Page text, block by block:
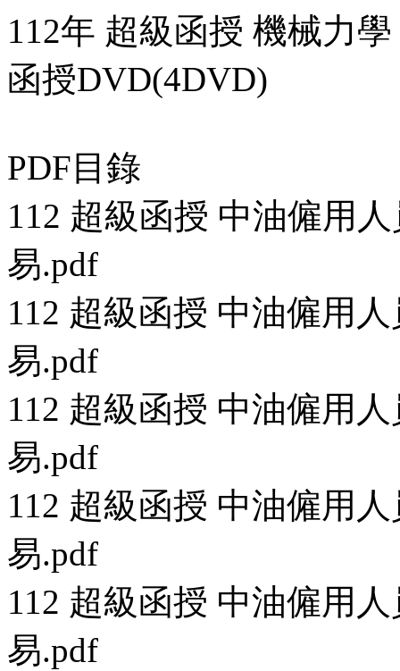
112年 超級函授 機械力
函授DVD(4DVD)
PDF目錄
112 超級函授 中油僱用
易.pdf
112 超級函授 中油僱用
易.pdf
112 超級函授 中油僱用
易.pdf
112 超級函授 中油僱用
易.pdf
112 超級函授 中油僱用
易.pdf